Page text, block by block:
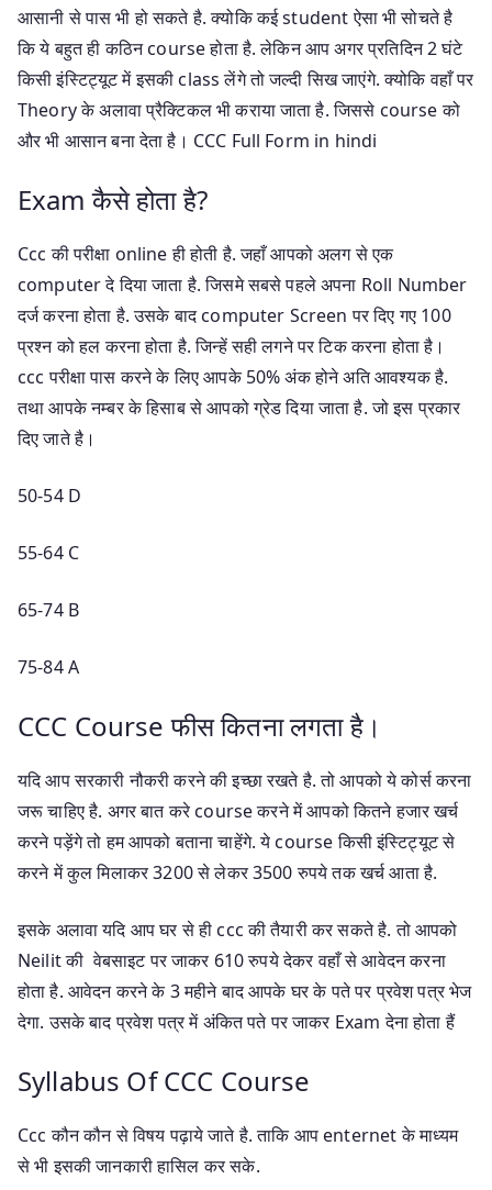
आसानी से पास भी हो सकते है. क्योकि कई student ऐसा भी सोचते है
कि ये बहुत ही कठिन course होता है. लेकिन आप अगर प्रतिदिन 2 घंटे
किसी इंस्टिट्यूट में इसकी class लेंगे तो जल्दी सिख जाएंगे. क्योकि वहाँ पर
Theory के अलावा प्रैक्टिकल भी कराया जाता है. जिससे course को
और भी आसान बना देता है। CCC Full Form in hindi
Exam कैसे होता है?
Ccc की परीक्षा online ही होती है. जहाँ आपको अलग से एक
computer दे दिया जाता है. जिसमे सबसे पहले अपना Roll Number
दर्ज करना होता है. उसके बाद computer Screen पर दिए गए 100
प्रश्न को हल करना होता है. जिन्हें सही लगने पर टिक करना होता है।
ccc परीक्षा पास करने के लिए आपके 50% अंक होने अति आवश्यक है.
तथा आपके नम्बर के हिसाब से आपको ग्रेड दिया जाता है. जो इस प्रकार
दिए जाते है।
50-54 D
55-64 C
65-74 B
75-84 A
CCC Course फीस कितना लगता है।
यदि आप सरकारी नौकरी करने की इच्छा रखते है. तो आपको ये कोर्स करना
जरू चाहिए है. अगर बात करे course करने में आपको कितने हजार खर्च
करने पड़ेंगे तो हम आपको बताना चाहेंगे. ये course किसी इंस्टिट्यूट से
करने में कुल मिलाकर 3200 से लेकर 3500 रुपये तक खर्च आता है.
इसके अलावा यदि आप घर से ही ccc की तैयारी कर सकते है. तो आपको
Neilit की वेबसाइट पर जाकर 610 रुपये देकर वहाँ से आवेदन करना
होता है. आवेदन करने के 3 महीने बाद आपके घर के पते पर प्रवेश पत्र भेज
देगा. उसके बाद प्रवेश पत्र में अंकित पते पर जाकर Exam देना होता हैं
Syllabus Of CCC Course
Ccc कौन कौन से विषय पढ़ाये जाते है. ताकि आप enternet के माध्यम
से भी इसकी जानकारी हासिल कर सके.